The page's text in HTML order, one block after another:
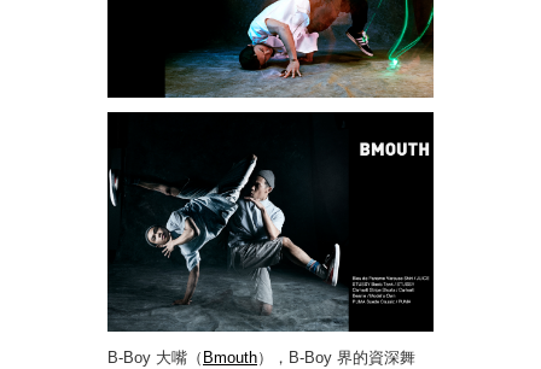
B-Boy 大嘴（ Bmouth），B-Boy 界的資深舞